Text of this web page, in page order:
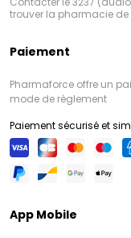
trouver la pharmacie
Paiement
Pharmaforce offre un
mode de règlement
Paiement sécurisé et
App Mobile